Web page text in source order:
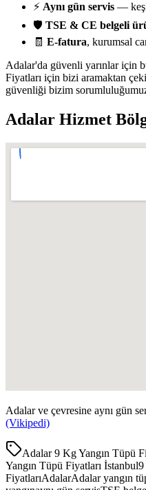
⚡ Aynı gün servis —
🛡️ TSE & CE belgeli
🧾 E-fatura, kurumsal
Adalar'da güvenli yarınlar için
Fiyatları için bizi aramaktan
güvenliği bizim
Adalar Hizmet
Adalarve çevresine aynı gün
(Vikipedi)
Adalar 9 Kg Yangın Tüpü
Yangın Tüpü Fiyatları İstanbul9
FiyatlarıAdalarAdalar yangın